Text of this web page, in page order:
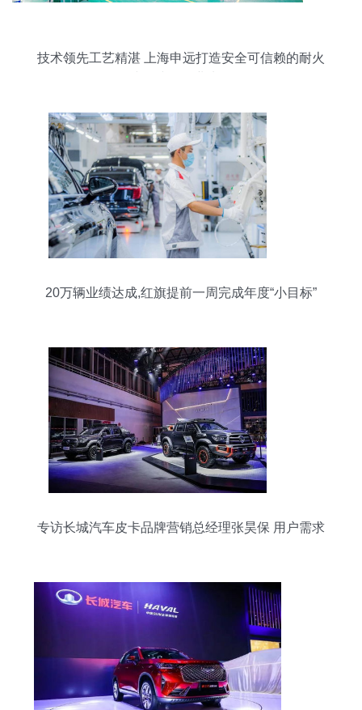
技术领先工艺精湛 上海申远打造安全可信赖的耐火
20万辆业绩达成,红旗提前一周完成年度“小目标”
专访长城汽车皮卡品牌营销总经理张昊保 用户需求